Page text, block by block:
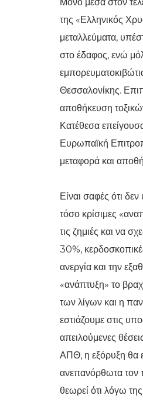
της «Ελληνικός
μεταλλεύματα,
στο έδαφος, ενώ
Θεσσαλονίκης.
αποθήκευση
Κατέθεσα
Ευρωπαϊκή
μεταφορά και
Είναι σαφές ότι
τόσο κρίσιμες
τις ζημιές και να
30%,
ανεργία και την
«ανάπτυξη» το
των λίγων και η
εστιάζουμε στις
απειλούμενες
ΑΠΘ, η εξόρυξη θα
ανεπανόρθωτα τον
θεωρεί ότι λόγω